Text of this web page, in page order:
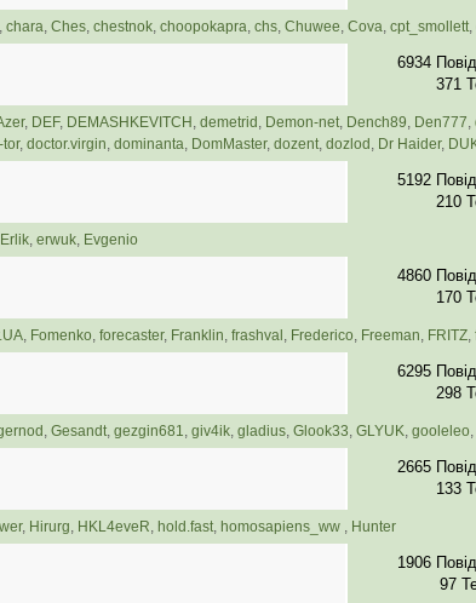
, chara, Ches, chestnok, choopokapra, chs, Chuwee, Cova, cpt_smollett,
6934
371
, DEF, DEMASHKEVITCH , demetrid , Demon-net, Dench89, Den777,
tor, doctor.virgin, dominanta, DomMaster, dozent, dozlod , Dr Haider,
5192
210
Erlik, erwuk, Evgenio
4860
170
, Fomenko, forecaster, Franklin, frashval , Frederico, Freeman, FRITZ,
6295
298
, Gesandt, gezgin681, giv4ik, gladius, Glook33, GLYUK, gooleleo,
2665
133
, Hirurg, HKL4eveR, hold.fast, homosapiens_ww , Hunter
1906
97